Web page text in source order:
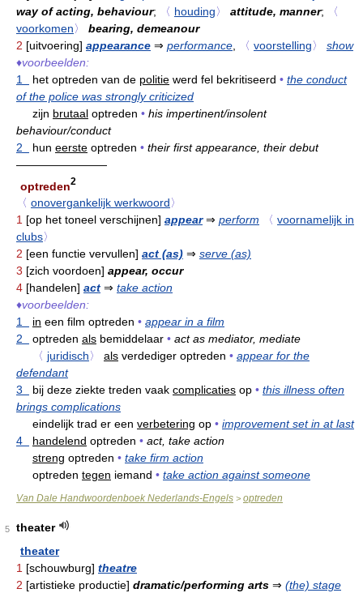
way of acting, behaviour; 〈 houding〉 attitude, manner;
〈
voorkomen〉
bearing, demeanour
2 [uitvoering] appearance ⇒ performance 〈 voorstelling〉
show
♦voorbeelden:
1
het optreden van de politie werd fel bekritiseerd • the conduct
of the police was strongly criticized
zijn brutaal optreden • his impertinent/insolent
behaviour/conduct
2
hun eerste optreden • their first appearance, their debut
————————
optreden2
〈 onovergankelijk werkwoord〉
1 [op het toneel verschijnen] appear⇒ perform 〈 voornamelijk in
clubs〉
2 [een functie vervullen] act (as) ⇒ serve (as)
3 [zich voordoen] appear, occur
4 [handelen] act ⇒ take action
♦voorbeelden:
1
in een film optreden • appear in a film
2
optreden als bemiddelaar • act as mediator, mediate
〈 juridisch〉 als verdediger optreden • appear for the
defendant
3
bij deze ziekte treden vaak complicaties op • this illness often
brings complications
eindelijk trad er een verbetering op • improvement set in at last
4
handelend optreden • act, take action
streng optreden • take firm action
optreden tegen iemand • take action against someone
Van Dale Handwoordenboek Nederlands-Engels > optreden
5
theater
theater
1 [schouwburg] theatre
2 [artistieke productie] dramatic/performing arts ⇒ (the) stage